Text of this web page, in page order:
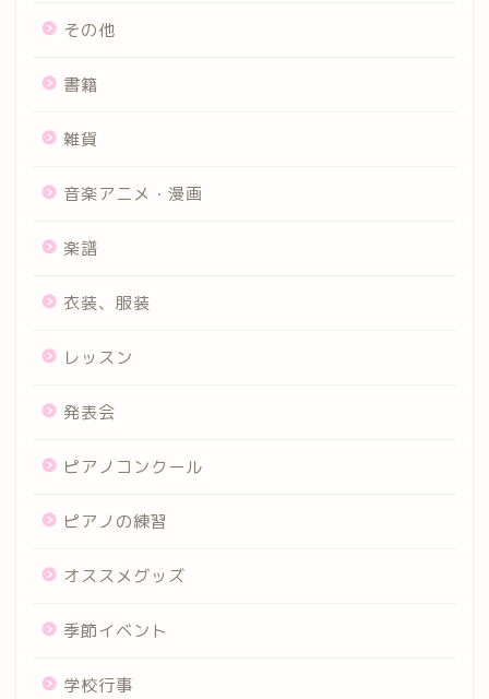
その他
書籍
雑貨
音楽アニメ・漫画
楽譜
衣装、服装
レッスン
発表会
ピアノコンクール
ピアノの練習
オススメグッズ
季節イベント
学校行事